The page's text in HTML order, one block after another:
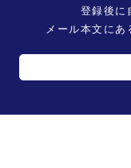
登録後に
メール本文にあ